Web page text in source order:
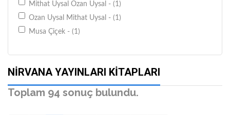
Mithat Uysal Ozan Uysal - (1)
Ozan Uysal Mithat Uysal - (1)
Musa Çiçek - (1)
Üzeyir Yazıcı - (1)
Yasemin Türkmen - (1)
NIRVANA YAYINLARI KITAPLARI
Toplam 94 sonuç bulundu.